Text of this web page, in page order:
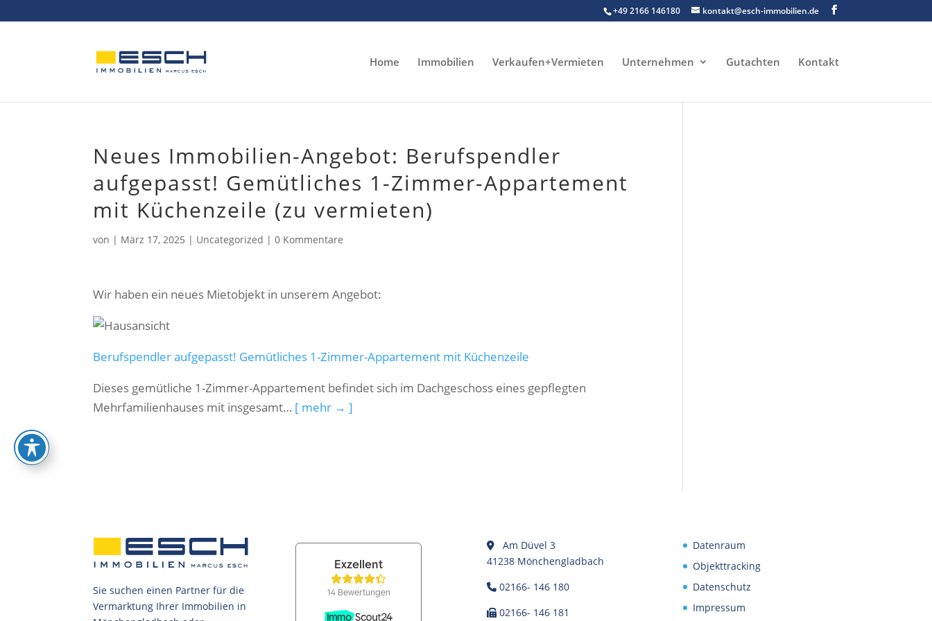
to
+49 2166 146180 kontakt@esch-immobilien.de
Home Immobilien Verkaufen+Vermieten Unternehmen Gutachten Kontakt
Neues Immobilien-Angebot: Berufspendler
aufgepasst! Gemütliches 1-Zimmer-Appartement
mit Küchenzeile (zu vermieten)
von | März 17, 2025 | Uncategorized |0 Kommentare
Wir haben ein neues Mietobjekt in unserem Angebot:
Berufspendler aufgepasst! Gemütliches 1-Zimmer-Appartement mit Küchenzeile
Dieses gemütliche 1-Zimmer-Appartement befindet sich im Dachgeschoss eines gepflegten
Mehrfamilienhauses mit insgesamt… [ mehr → ]
Sie suchen einen Partner für die
Vermarktung Ihrer Immobilien in
Am Düvel 3
41238 Mönchengladbach
02166- 146 180
02166- 146 181
Datenraum
Objekttracking
Datenschutz
Impressum